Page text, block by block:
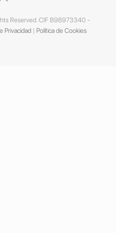
Reserved. CIF B98973340 -
Privacidad | Política de Cookies